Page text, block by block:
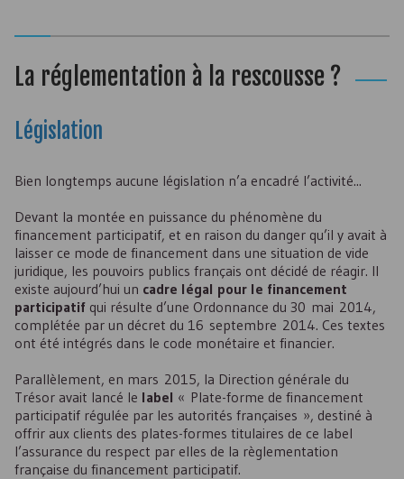
La réglementation à la rescousse ?
Législation
Bien longtemps aucune législation n’a encadré l’activité...
Devant la montée en puissance du phénomène du
financement participatif, et en raison du danger qu’il y avait à
laisser ce mode de financement dans une situation de vide
juridique, les pouvoirs publics français ont décidé de réagir. Il
existe aujourd’hui un cadre légal pour le financement
participatif qui résulte d’une Ordonnance du 30 mai 2014,
complétée par un décret du 16 septembre 2014. Ces textes
ont été intégrés dans le code monétaire et financier.
Parallèlement, en mars 2015, la Direction générale du
Trésor avait lancé le label « Plate-forme de financement
participatif régulée par les autorités françaises », destiné à
offrir aux clients des plates-formes titulaires de ce label
l’assurance du respect par elles de la règlementation
française du financement participatif.